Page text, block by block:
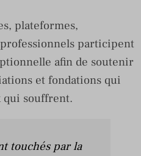
plateformes,
participent
afin de soutenir
et fondations qui
souffrent.
touchés par la